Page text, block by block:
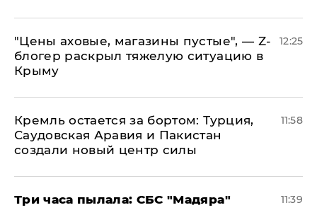
​"Цены аховые, магазины пустые", — Z-
блогер раскрыл тяжелую ситуацию в
Крыму
12:25
​Кремль остается за бортом: Турция,
Саудовская Аравия и Пакистан
создали новый центр силы
11:58
Три часа пылала: СБС "Мадяра"
11:39